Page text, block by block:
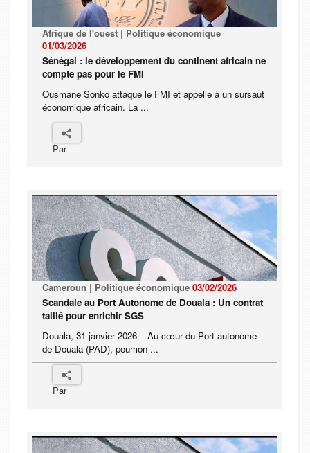
Afrique de l'ouest | Politique économique
01/03/2026
Sénégal : le développement du continent africain ne
compte pas pour le FMI
Ousmane Sonko attaque le FMI et appelle à un sursaut
économique africain. La ...
Par
Cameroun | Politique économique 03/02/2026
Scandale au Port Autonome de Douala : Un contrat
taillé pour enrichir SGS
Douala, 31 janvier 2026 – Au cœur du Port autonome
de Douala (PAD), poumon ...
Par